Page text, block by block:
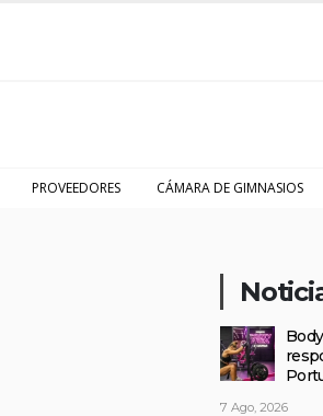
PROVEEDORES CÁMARA DE GIMNASIOS
7 Ago, 2026